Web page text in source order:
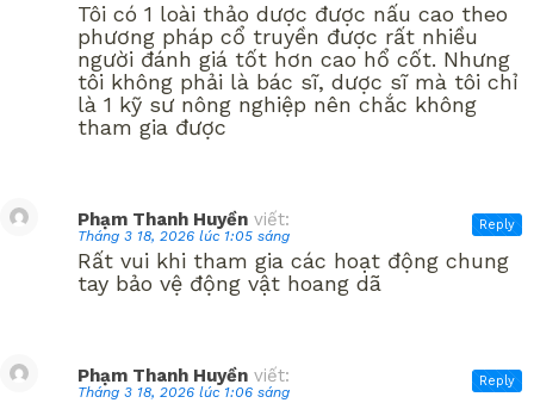
Tôi có 1 loài thảo dược được nấu cao theo
phương pháp cổ truyền được rất nhiều
người đánh giá tốt hơn cao hổ cốt. Nhưng
tôi không phải là bác sĩ, dược sĩ mà tôi chỉ
là 1 kỹ sư nông nghiệp nên chắc không
tham gia được
Phạm Thanh Huyền viết:
Tháng 3 18, 2026 lúc 1:05 sáng
Rất vui khi tham gia các hoạt động chung
tay bảo vệ động vật hoang dã
Reply
Phạm Thanh Huyền viết:
Tháng 3 18, 2026 lúc 1:06 sáng
Reply